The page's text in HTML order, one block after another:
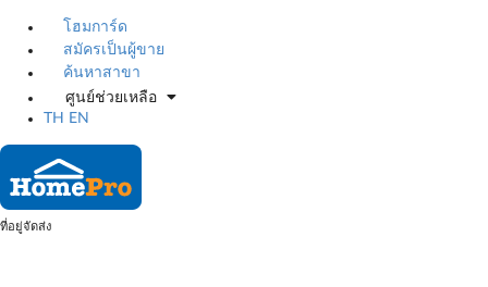
โฮมการ์ด
สมัครเป็นผู้ขาย
ค้นหาสาขา
ศูนย์ช่วยเหลือ
TH
EN
ที่อยู่จัดส่ง